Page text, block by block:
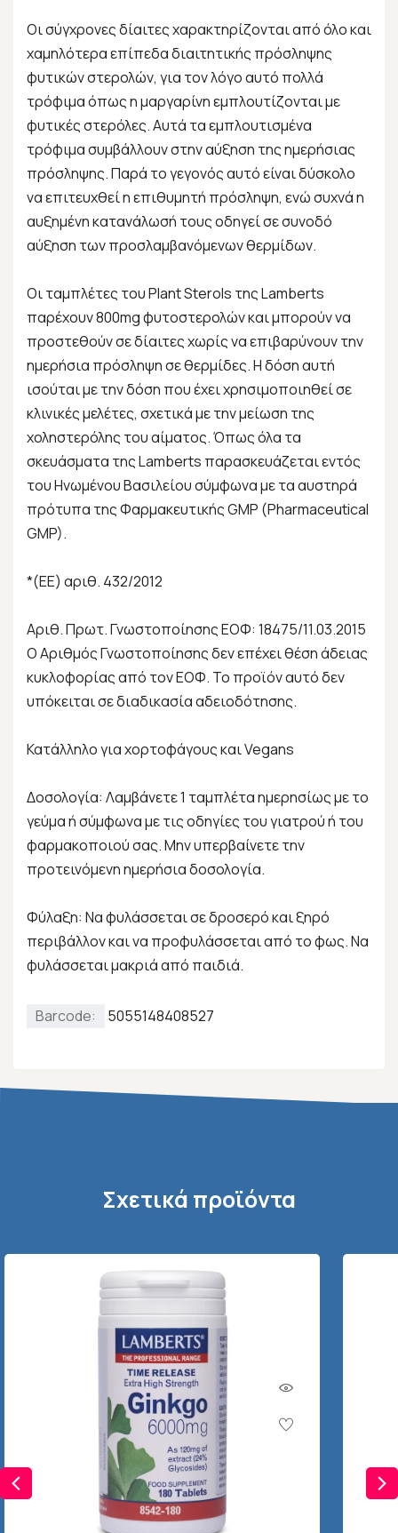
Οι σύγχρονες δίαιτες χαρακτηρίζονται από όλο και
χαμηλότερα επίπεδα διαιτητικής πρόσληψης
φυτικών στερολών, για τον λόγο αυτό πολλά
τρόφιμα όπως η μαργαρίνη εμπλουτίζονται με
φυτικές στερόλες. Αυτά τα εμπλουτισμένα
τρόφιμα συμβάλλουν στην αύξηση της ημερήσιας
πρόσληψης. Παρά το γεγονός αυτό είναι δύσκολο
να επιτευχθεί η επιθυμητή πρόσληψη, ενώ συχνά η
αυξημένη κατανάλωσή τους οδηγεί σε συνοδό
αύξηση των προσλαμβανόμενων θερμίδων.
Οι ταμπλέτες του Plant Sterols της Lamberts
παρέχουν 800mg φυτοστερολών και μπορούν να
προστεθούν σε δίαιτες χωρίς να επιβαρύνουν την
ημερήσια πρόσληψη σε θερμίδες. Η δόση αυτή
ισούται με την δόση που έχει χρησιμοποιηθεί σε
κλινικές μελέτες, σχετικά με την μείωση της
χοληστερόλης του αίματος. Όπως όλα τα
σκευάσματα της Lamberts παρασκευάζεται εντός
του Ηνωμένου Βασιλείου σύμφωνα με τα αυστηρά
πρότυπα της Φαρμακευτικής GMP (Pharmaceutical
GMP).
*(ΕΕ) αριθ. 432/2012
Αριθ. Πρωτ. Γνωστοποίησης ΕΟΦ: 18475/11.03.2015
Ο Αριθμός Γνωστοποίησης δεν επέχει θέση άδειας
κυκλοφορίας από τον ΕΟΦ. Το προϊόν αυτό δεν
υπόκειται σε διαδικασία αδειοδότησης.
Κατάλληλο για χορτοφάγους και Vegans
Δοσολογία: Λαμβάνετε 1 ταμπλέτα ημερησίως με το
γεύμα ή σύμφωνα με τις οδηγίες του γιατρού ή του
φαρμακοποιού σας. Μην υπερβαίνετε την
προτεινόμενη ημερήσια δοσολογία.
Φύλαξη: Να φυλάσσεται σε δροσερό και ξηρό
περιβάλλον και να προφυλάσσεται από το φως. Να
φυλάσσεται μακριά από παιδιά.
Barcode: 5055148408527
Σχετικά προϊόντα